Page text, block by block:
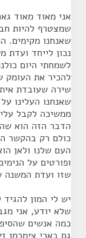
אני מאוד מאוד
שמצטרף להיות
שאנחנו מקימים.
נכון לייחד
לשמחתי היום
להכיר את
שירה שעובדת
שאנחנו העלינו
ממשיכה לקבל
הדבר הזה הוא
כולם רק בהקשר
העם שלנו ולאן
ופורטים על
שזו ועדת המשנה
יש לי המון
שלא יודע, אני
כמה אנשים